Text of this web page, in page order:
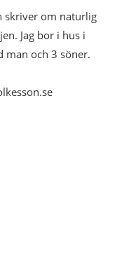
skriver om naturlig
Jag bor i hus i
man och 3 söner.